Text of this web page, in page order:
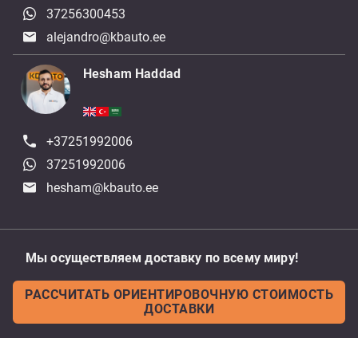
37256300453
alejandro@kbauto.ee
Hesham Haddad
+37251992006
37251992006
hesham@kbauto.ee
Мы осуществляем доставку по всему миру!
РАССЧИТАТЬ ОРИЕНТИРОВОЧНУЮ СТОИМОСТЬ
ДОСТАВКИ